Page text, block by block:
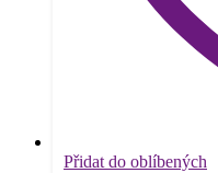
Přidat do oblíbených